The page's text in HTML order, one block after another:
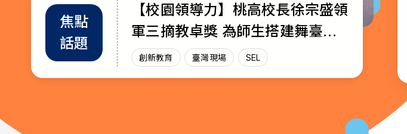
焦點
話題
【校園領導力】桃高校長徐宗盛領
軍三摘教卓獎 為師生搭建舞臺綻
放光芒
創新教育 臺灣現場 SEL
教師
增能
教育部首辦「大專院校通識教育教
師交流工作坊」 共創AI與永續未
來課堂
創新教育 臺灣現場 AI教育
趨勢
政策
退而不休，無私奉獻─教育部公布
115年教育奉獻獎獲獎名單
教師 教育奉獻獎 臺灣現場